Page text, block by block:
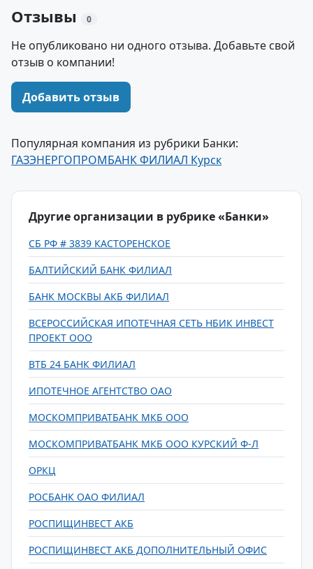
Отзывы 0
Не опубликовано ни одного отзыва. Добавьте свой
отзыв о компании!
Добавить отзыв
Популярная компания из рубрики Банки:
ГАЗЭНЕРГОПРОМБАНК ФИЛИАЛ Курск
Другие организации в рубрике «Банки»
СБ РФ # 3839 КАСТОРЕНСКОЕ
БАЛТИЙСКИЙ БАНК ФИЛИАЛ
БАНК МОСКВЫ АКБ ФИЛИАЛ
ВСЕРОССИЙСКАЯ ИПОТЕЧНАЯ СЕТЬ НБИК ИНВЕСТ
ПРОЕКТ ООО
ВТБ 24 БАНК ФИЛИАЛ
ИПОТЕЧНОЕ АГЕНТСТВО ОАО
МОСКОМПРИВАТБАНК МКБ ООО
МОСКОМПРИВАТБАНК МКБ ООО КУРСКИЙ Ф-Л
ОРКЦ
РОСБАНК ОАО ФИЛИАЛ
РОСПИЩИНВЕСТ АКБ
РОСПИЩИНВЕСТ АКБ ДОПОЛНИТЕЛЬНЫЙ ОФИС